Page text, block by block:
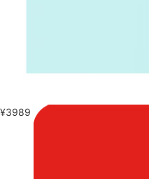
¥3989